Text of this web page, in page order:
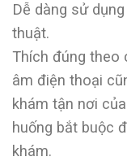
Dễ dàng sử
thuật.
Thích đúng theo
âm điện thoại
khám tận nơi
huống bắt buộc
khám.